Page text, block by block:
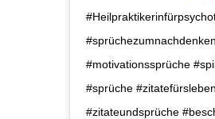
#motivationssprüche
#sprüche
#zitateundsprüche